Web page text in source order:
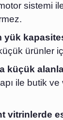
sistemi
yük
ürünler
küçük
ile butik ve
vitrinlerde